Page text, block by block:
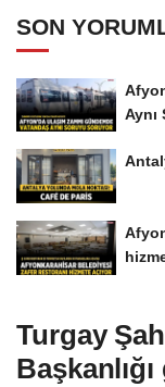
SON
Aynı
Turgay